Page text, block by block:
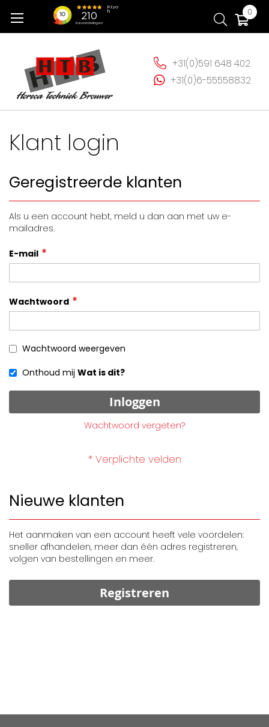
naar
0
+31(0)591 648 402
+31(0)6-55558832
Klant login
Geregistreerde klanten
Als u een account hebt, meld u dan aan met uw e-
mailadres.
E-mail
Wachtwoord
Wachtwoord weergeven
Onthoud mij Wat is dit?
Inloggen
Wachtwoord vergeten?
Nieuwe klanten
Het aanmaken van een account heeft vele voordelen:
sneller afhandelen, meer dan één adres registreren,
volgen van bestellingen en meer.
Registreren